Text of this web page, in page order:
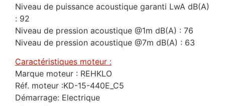
Niveau de puissance acoustique garanti LwA dB(A)
: 92
Niveau de pression acoustique @1m dB(A) : 76
Niveau de pression acoustique @7m dB(A) : 63
Caractéristiques moteur :
Marque moteur : REHKLO
Réf. moteur :KD-15-440E_C5
Démarrage: Electrique